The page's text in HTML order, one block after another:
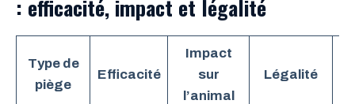
: efficacité, impact et légalité
Type de
piège
Efficacité
Impact
sur
l’animal
Légalité